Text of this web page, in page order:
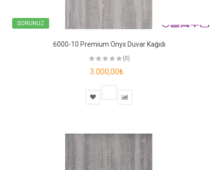
SORUNUZ
6000-10 Premium Onyx Duvar Kağıdı
(0)
3.000,00₺